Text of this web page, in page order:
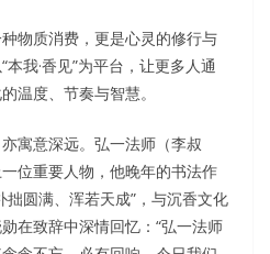
物质消费，更是心灵的修行与
我·香见”为平台，让更多人通
温度、节奏与智慧。
寓意深远。弘一法师（李叔
位重要人物，他晚年的书法作
拙圆满、浑若天成”，与沉香文化
在致辞中深情回忆：“弘一法师